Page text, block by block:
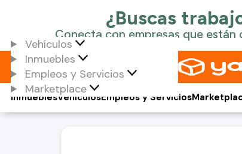
Vehículos
Inmuebles
Empleos y Servicios
Marketplace
Vehículos
Inmuebles Empleos y Servicios